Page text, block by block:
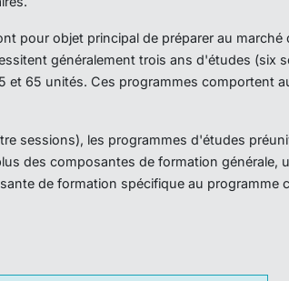
pour objet principal de préparer au
généralement trois ans d'études (six
et 65 unités. Ces programmes comportent
sessions), les programmes d'études
des composantes de formation générale,
de formation spécifique au programme